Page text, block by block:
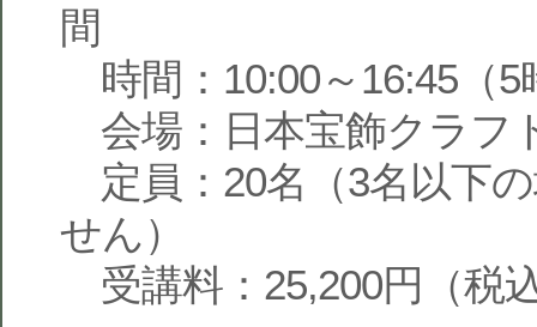
間
時間：10:00～16:45（5
会場：日本宝飾クラフ
定員：20名（3名以下
せん）
受講料：25,200円（税